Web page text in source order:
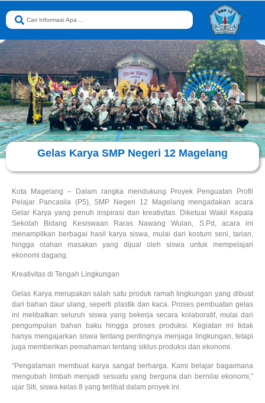
Gelas Karya SMP Negeri 12 Magelang
Kota Magelang – Dalam rangka mendukung Proyek Penguatan Profil
Pelajar Pancasila (P5), SMP Negeri 12 Magelang mengadakan acara
Gelar Karya yang penuh inspirasi dan kreativitas. Diketuai Wakil Kepala
Sekolah Bidang Kesiswaan Raras Nawang Wulan, S.Pd, acara ini
menampilkan berbagai hasil karya siswa, mulai dari kostum seni, tarian,
hingga olahan masakan yang dijual oleh siswa untuk mempelajari
ekonomi dagang.
Kreativitas di Tengah Lingkungan
Gelas Karya merupakan salah satu produk ramah lingkungan yang dibuat
dari bahan daur ulang, seperti plastik dan kaca. Proses pembuatan gelas
ini melibatkan seluruh siswa yang bekerja secara kolaboratif, mulai dari
pengumpulan bahan baku hingga proses produksi. Kegiatan ini tidak
hanya mengajarkan siswa tentang pentingnya menjaga lingkungan, tetapi
juga memberikan pemahaman tentang siklus produksi dan ekonomi.
“Pengalaman membuat karya sangat berharga. Kami belajar bagaimana
mengubah limbah menjadi sesuatu yang berguna dan bernilai ekonomi,”
ujar Siti, siswa kelas 8 yang terlibat dalam proyek ini.